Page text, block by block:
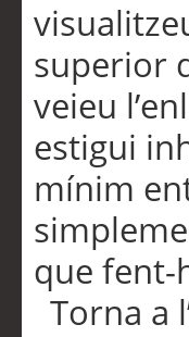
superior
veieu
estigui
mínim
que fent-
Torna a